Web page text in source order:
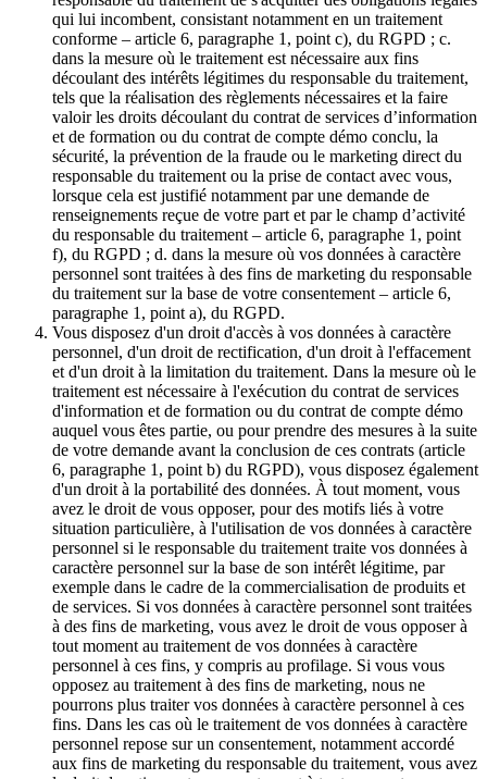
qui lui incombent, consistant notamment en un traitement
conforme – article 6, paragraphe 1, point c), du RGPD ; c.
dans la mesure où le traitement est nécessaire aux fins
découlant des intérêts légitimes du responsable du traitement,
tels que la réalisation des règlements nécessaires et la faire
valoir les droits découlant du contrat de services d’information
et de formation ou du contrat de compte démo conclu, la
sécurité, la prévention de la fraude ou le marketing direct du
responsable du traitement ou la prise de contact avec vous,
lorsque cela est justifié notamment par une demande de
renseignements reçue de votre part et par le champ d’activité
du responsable du traitement – article 6, paragraphe 1, point
f), du RGPD ; d. dans la mesure où vos données à caractère
personnel sont traitées à des fins de marketing du responsable
du traitement sur la base de votre consentement – article 6,
paragraphe 1, point a), du RGPD.
Vous disposez d'un droit d'accès à vos données à caractère
personnel, d'un droit de rectification, d'un droit à l'effacement
et d'un droit à la limitation du traitement. Dans la mesure où le
traitement est nécessaire à l'exécution du contrat de services
d'information et de formation ou du contrat de compte démo
auquel vous êtes partie, ou pour prendre des mesures à la suite
de votre demande avant la conclusion de ces contrats (article
6, paragraphe 1, point b) du RGPD), vous disposez également
d'un droit à la portabilité des données. À tout moment, vous
avez le droit de vous opposer, pour des motifs liés à votre
situation particulière, à l'utilisation de vos données à caractère
personnel si le responsable du traitement traite vos données à
caractère personnel sur la base de son intérêt légitime, par
exemple dans le cadre de la commercialisation de produits et
de services. Si vos données à caractère personnel sont traitées
à des fins de marketing, vous avez le droit de vous opposer à
tout moment au traitement de vos données à caractère
personnel à ces fins, y compris au profilage. Si vous vous
opposez au traitement à des fins de marketing, nous ne
pourrons plus traiter vos données à caractère personnel à ces
fins. Dans les cas où le traitement de vos données à caractère
personnel repose sur un consentement, notamment accordé
aux fins de marketing du responsable du traitement, vous avez